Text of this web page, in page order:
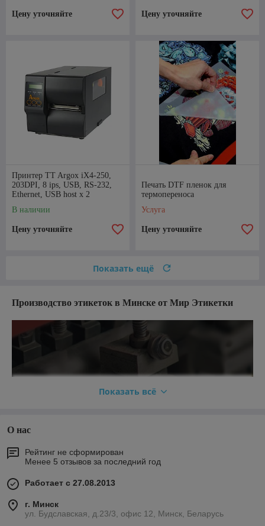
Цену уточняйте Цену уточняйте
Принтер TT Argox iX4-250,
203DPI, 8 ips, USB, RS-232,
Ethernet, USB host x 2
В наличии
Цену уточняйте
Печать DTF пленок для
термопереноса
Услуга
Цену уточняйте
Показать ещё
Производство этикеток в Минске от Мир Этикетки
Мир Этикетки
Жаккардовые, тканевые, самоклеящиеся и
картонные этикетки. Разработка дизайна
Получить расчет
Показать всё
О нас
Рейтинг не сформирован
Менее 5 отзывов за последний год
Работает с 27.08.2013
г. Минск
ул. Будславская, д.23/3, офис 12, Минск, Беларусь